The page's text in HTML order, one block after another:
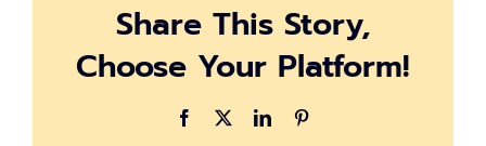
ประเทศไทย
อากาศ
หนาว
อุณหภูมิ
Share This Story,
Choose Your Platform!
Facebook LinkedIn